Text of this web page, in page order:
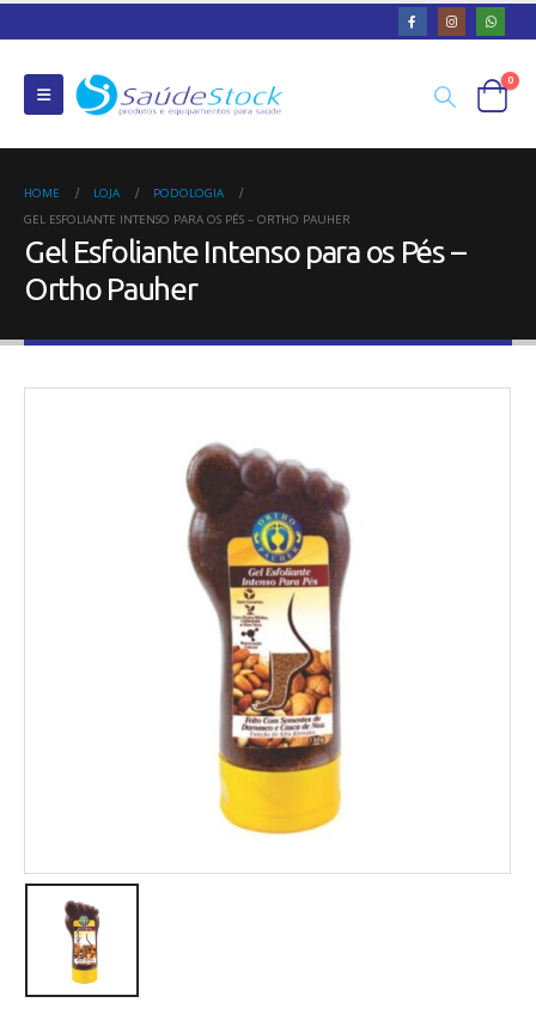
0
HOME LOJA
PODOLOGIA
GEL ESFOLIANTE INTENSO PARA OS PÉS – ORTHO PAUHER
Gel Esfoliante Intenso para os Pés –
Ortho Pauher